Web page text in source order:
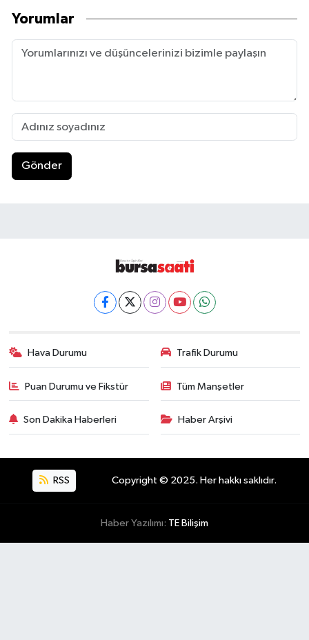
Yorumlar
Gönder
Hava Durumu Trafik Durumu
Puan Durumu ve Fikstür Tüm Manşetler
Son Dakika Haberleri Haber Arşivi
RSS Copyright © 2025. Her hakkı saklıdır.
Haber Yazılımı: TE Bilişim